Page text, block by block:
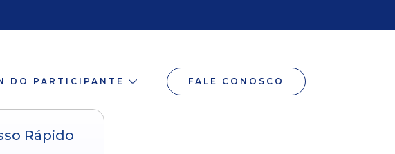
DO PARTICIPANTE FALE CONOSCO
Rápido